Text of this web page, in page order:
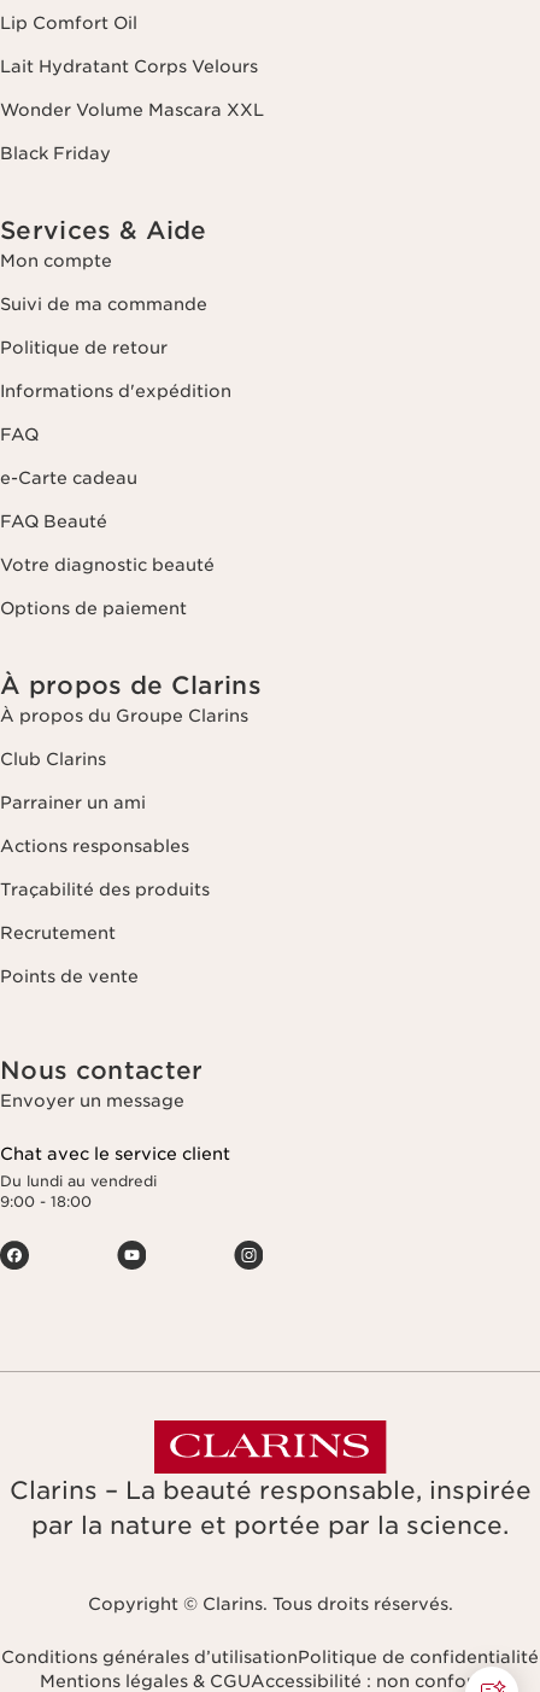
dernier contact. Vous disposez d'un droit d'accès, de rectification, de
que d'un droit d'opposition et de limitation de leur traitement. Vous
veuillez consulter notre politique de confidentialité
Lip Comfort Oil
Lait Hydratant Corps Velours
Wonder Volume Mascara XXL
Black Friday
Services & Aide
Mon compte
Suivi de ma commande
Politique de retour
Informations d'expédition
FAQ
e-Carte cadeau
FAQ Beauté
Votre diagnostic beauté
Options de paiement
À propos de Clarins
À propos du Groupe Clarins
Club Clarins
Parrainer un ami
Actions responsables
Traçabilité des produits
Recrutement
Points de vente
Nous contacter
Envoyer un message
Chat avec le service client
Du lundi au vendredi
9:00 - 18:00
Clarins – La beauté responsable, inspirée
par la nature et portée par la science.
Copyright © Clarins. Tous droits réservés.
Conditions générales d’utilisationPolitique de confidentialité
Mentions légales & CGUAccessibilité : non conforme